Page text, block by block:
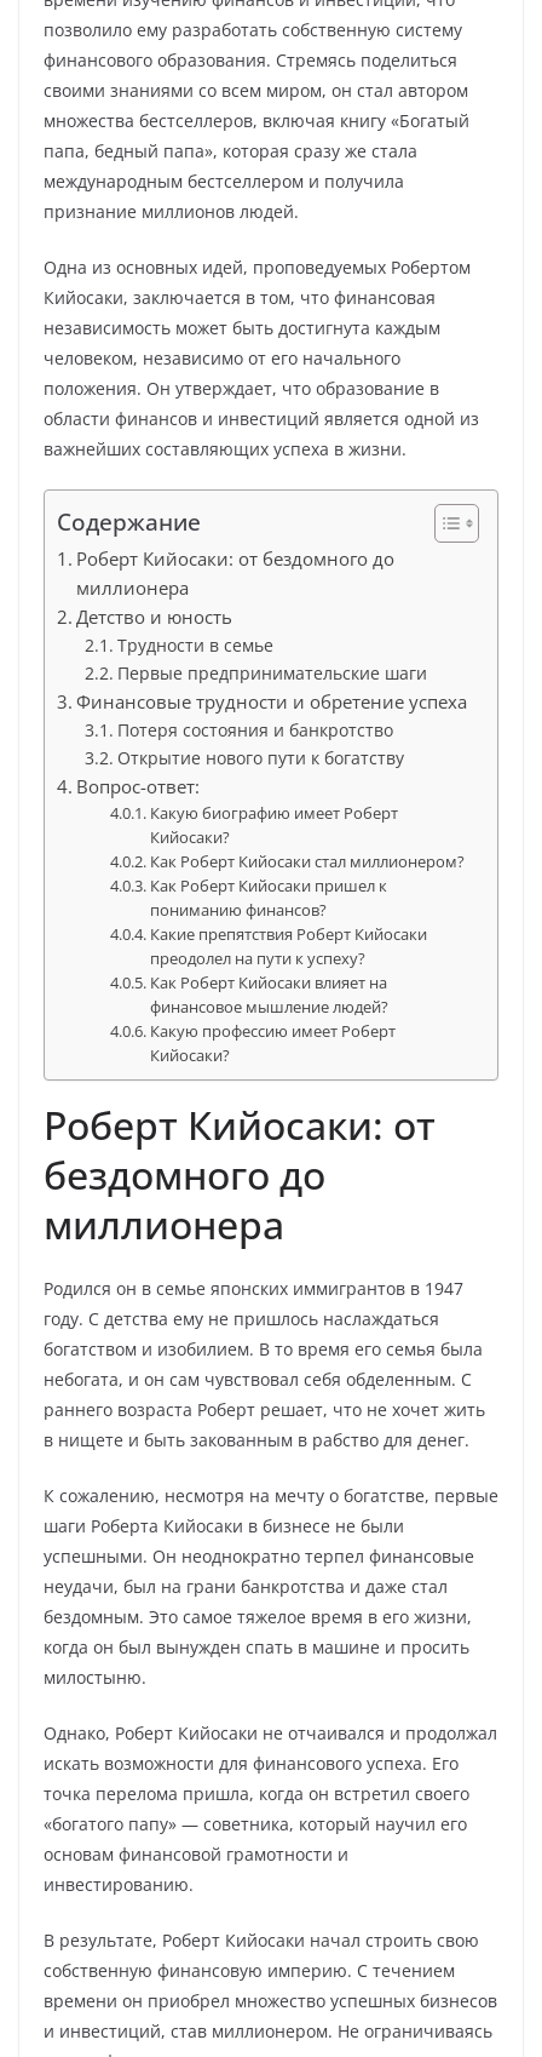
позволило ему разработать собственную систему
финансового образования. Стремясь поделиться
своими знаниями со всем миром, он стал автором
множества бестселлеров, включая книгу «Богатый
папа, бедный папа», которая сразу же стала
международным бестселлером и получила
признание миллионов людей.
Одна из основных идей, проповедуемых Робертом
Кийосаки, заключается в том, что финансовая
независимость может быть достигнута каждым
человеком, независимо от его начального
положения. Он утверждает, что образование в
области финансов и инвестиций является одной из
важнейших составляющих успеха в жизни.
Содержание
Роберт Кийосаки: от бездомного до
миллионера
Детство и юность
Трудности в семье
Первые предпринимательские шаги
Финансовые трудности и обретение успеха
Потеря состояния и банкротство
Открытие нового пути к богатству
Вопрос-ответ:
Какую биографию имеет Роберт
Кийосаки?
Как Роберт Кийосаки стал миллионером?
Как Роберт Кийосаки пришел к
пониманию финансов?
Какие препятствия Роберт Кийосаки
преодолел на пути к успеху?
Как Роберт Кийосаки влияет на
финансовое мышление людей?
Какую профессию имеет Роберт
Кийосаки?
Роберт Кийосаки: от
бездомного до
миллионера
Родился он в семье японских иммигрантов в 1947
году. С детства ему не пришлось наслаждаться
богатством и изобилием. В то время его семья была
небогата, и он сам чувствовал себя обделенным. С
раннего возраста Роберт решает, что не хочет жить
в нищете и быть закованным в рабство для денег.
К сожалению, несмотря на мечту о богатстве, первые
шаги Роберта Кийосаки в бизнесе не были
успешными. Он неоднократно терпел финансовые
неудачи, был на грани банкротства и даже стал
бездомным. Это самое тяжелое время в его жизни,
когда он был вынужден спать в машине и просить
милостыню.
Однако, Роберт Кийосаки не отчаивался и продолжал
искать возможности для финансового успеха. Его
точка перелома пришла, когда он встретил своего
«богатого папу» — советника, который научил его
основам финансовой грамотности и
инвестированию.
В результате, Роберт Кийосаки начал строить свою
собственную финансовую империю. С течением
времени он приобрел множество успешных бизнесов
и инвестиций, став миллионером. Не ограничиваясь